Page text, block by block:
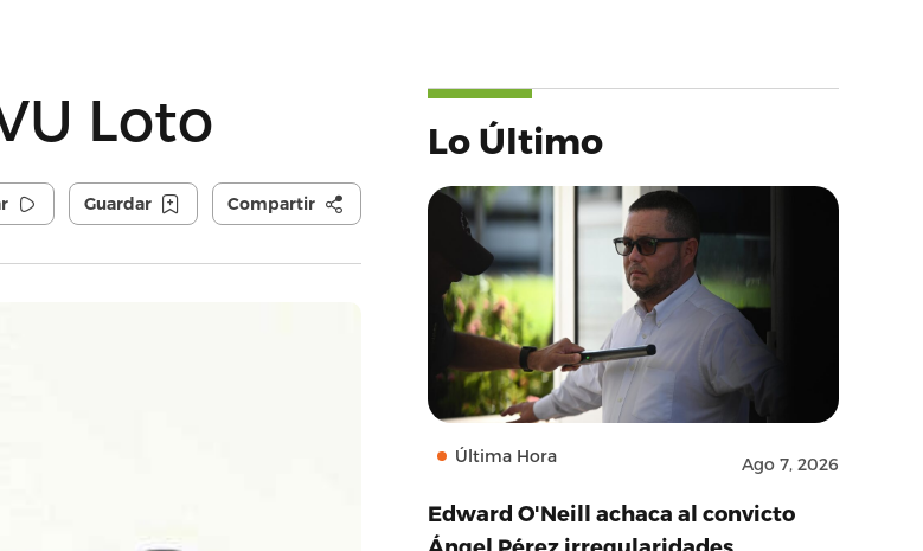
Loto
Guardar Compartir
Lo Último
Última Hora Ago 7, 2026
Edward O'Neill achaca al convicto
Ángel Pérez irregularidades